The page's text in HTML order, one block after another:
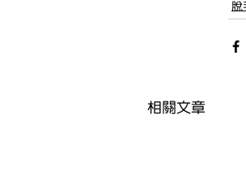
脫
相關文章